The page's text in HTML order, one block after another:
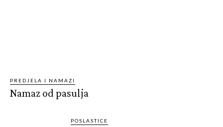
PREDJELA I NAMAZI
Namaz od pasulja
POSLASTICE